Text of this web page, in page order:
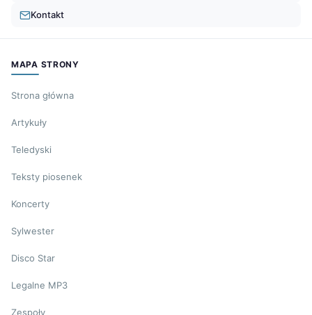
Kontakt
MAPA STRONY
Strona główna
Artykuły
Teledyski
Teksty piosenek
Koncerty
Sylwester
Disco Star
Legalne MP3
Zespoły